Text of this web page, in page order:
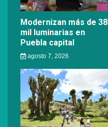
Modernizan más de 38
mil luminarias en
Puebla capital
agosto 7, 2026